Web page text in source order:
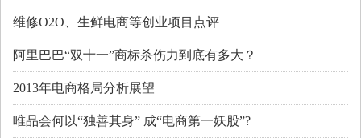
维修O2O、生鲜电商等创业项目点评
阿里巴巴“双十一”商标杀伤力到底有多大？
2013年电商格局分析展望
唯品会何以“独善其身” 成“电商第一妖股”?